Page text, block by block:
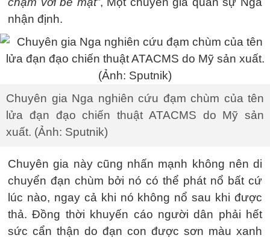
nhận định.
Chuyên gia Nga nghiên cứu đạm chùm của tên
lửa đạn đạo chiến thuật ATACMS do Mỹ sản
xuất. (Ảnh: Sputnik)
Chuyên gia này cũng nhấn mạnh không nên di
chuyển đạn chùm bởi nó có thể phát nổ bất cứ
lúc nào, ngay cả khi nó không nổ sau khi được
thả. Đồng thời khuyến cáo người dân phải hết
sức cẩn thận do đạn con được sơn màu xanh